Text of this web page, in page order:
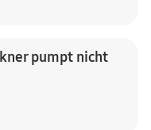
pumpt nicht